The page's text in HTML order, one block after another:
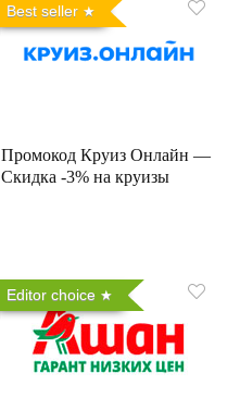
Best seller
Промокод Круиз Онлайн —
Скидка -3% на круизы
Editor choice